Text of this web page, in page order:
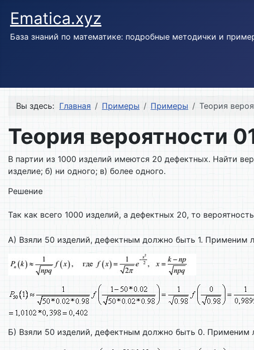
Ematica.xyz
База знаний по математике: подробные методички и
Вы здесь: Главная Примеры Примеры Теория
Теория вероятности
В партии из 1000 изделий имеются 20 дефектных. Найти
изделие; б) ни одного; в) более одного.
Решение
Так как всего 1000 изделий, а дефектных 20, то
А) Взяли 50 изделий, дефектным должно быть 1. Применим
Б) Взяли 50 изделий, дефектным должно быть 0. Применим